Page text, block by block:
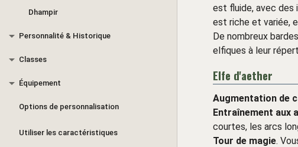
Dhampir
Personnalité & Historique
Classes
Équipement
Options de personnalisation
Utiliser les caractéristiques
est fluide, avec des
est riche et variée,
De nombreux
elfiques à leur
Elfe d'aether
Augmentation de
Entraînement aux
courtes, les arcs
Tour de magie.